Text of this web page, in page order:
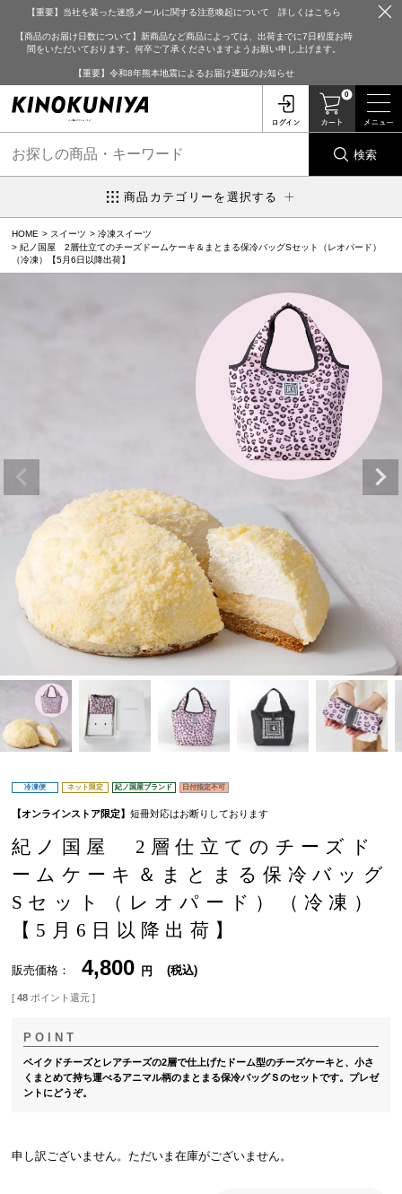
【重要】当社を装った迷惑メールに関する注意喚起について 詳しくはこちら
【商品のお届け日数について】新商品など商品によっては、出荷までに7日程度お時
間をいただいております。何卒ご了承くださいますようお願い申し上げます。
【重要】令和8年熊本地震によるお届け遅延のお知らせ
0
検索
商品カテゴリーを選択する
HOME スイーツ
冷凍スイーツ
紀ノ国屋 2層仕立てのチーズドームケーキ＆まとまる保冷バッグSセット（レオパード）
（冷凍）【5月6日以降出荷】
冷凍便 ネット限定 紀ノ国屋ブランド 日付指定不可
【オンラインストア限定】 短冊対応はお断りしております
紀ノ国屋 2層仕立てのチーズド
ームケーキ＆まとまる保冷バッグ
Sセット（レオパード）（冷凍）
【5月6日以降出荷】
販売価格 4,800 税込
[ 48 ポイント還元 ]
ベイクドチーズとレアチーズの2層で仕上げたドーム型のチーズケーキと、小さ
くまとめて持ち運べるアニマル柄のまとまる保冷バッグＳのセットです。プレゼ
ントにどうぞ。
申し訳ございません。ただいま在庫がございません。